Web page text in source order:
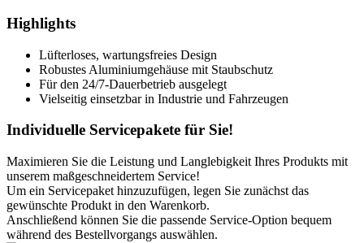
Highlights
Lüfterloses, wartungsfreies Design
Robustes Aluminiumgehäuse mit Staubschutz
Für den 24/7-Dauerbetrieb ausgelegt
Vielseitig einsetzbar in Industrie und Fahrzeugen
Individuelle Servicepakete für Sie!
Maximieren Sie die Leistung und Langlebigkeit Ihres Produkts mit
unserem maßgeschneidertem Service!
Um ein Servicepaket hinzuzufügen, legen Sie zunächst das
gewünschte Produkt in den Warenkorb.
Anschließend können Sie die passende Service-Option bequem
während des Bestellvorgangs auswählen.